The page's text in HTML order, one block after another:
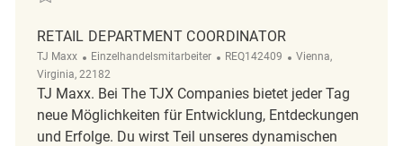
RETAIL DEPARTMENT COORDINATOR
TJ Maxx Kategorie
Einzelhandelsmitarbeiter ReqId
REQ142409 Ort
Vienna,
Virginia, 22182
TJ Maxx. Bei The TJX Companies bietet jeder Tag
neue Möglichkeiten für Entwicklung, Entdeckungen
und Erfolge. Du wirst Teil unseres dynamischen